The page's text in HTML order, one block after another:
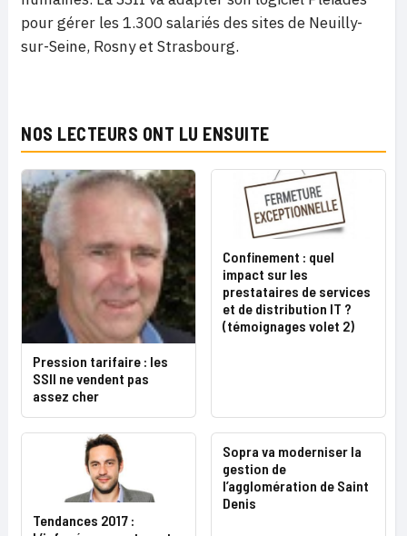
pour gérer les 1.300 salariés des sites de Neuilly-
sur-Seine, Rosny et Strasbourg.
NOS LECTEURS ONT LU ENSUITE
Pression tarifaire : les
SSII ne vendent pas
assez cher
Confinement : quel
impact sur les
prestataires de services
et de distribution IT ?
(témoignages volet 2)
Tendances 2017 :
Sopra va moderniser la
gestion de
l’agglomération de Saint
Denis